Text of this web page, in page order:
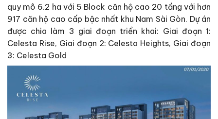
quy mô 6.2 ha với 5 Block căn hộ cao 20 tầng với hơn
917 căn hộ cao cấp bậc nhất khu Nam Sài Gòn. Dự án
được chia làm 3 giai đoạn triển khai: Giai đoạn 1:
Celesta Rise, Giai đoạn 2: Celesta Heights, Giai đoạn
3: Celesta Gold